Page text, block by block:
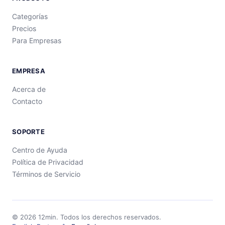
Categorías
Precios
Para Empresas
EMPRESA
Acerca de
Contacto
SOPORTE
Centro de Ayuda
Política de Privacidad
Términos de Servicio
© 2026 12min. Todos los derechos reservados.